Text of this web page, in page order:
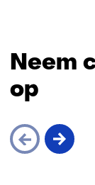
Neem
op